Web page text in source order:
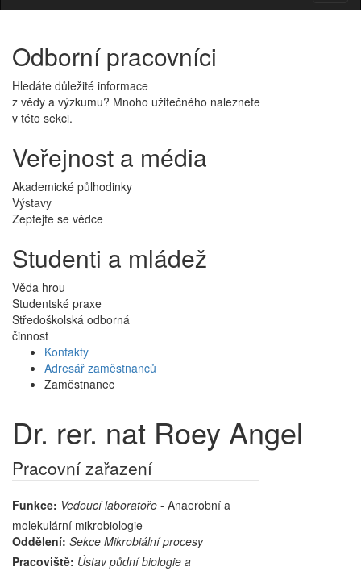
Odborní pracovníci
Hledáte důležité informace
z vědy a výzkumu? Mnoho užitečného naleznete
v této sekci.
Veřejnost a média
Akademické půlhodinky
Výstavy
Zeptejte se vědce
Studenti a mládež
Věda hrou
Studentské praxe
Středoškolská odborná
činnost
Kontakty
Adresář zaměstnanců
Zaměstnanec
Dr. rer. nat Roey Angel
Pracovní zařazení
Funkce: Vedoucí laboratoře - Anaerobní a
molekulární mikrobiologie
Oddělení: Sekce Mikrobiální procesy
Pracoviště: Ústav půdní biologie a